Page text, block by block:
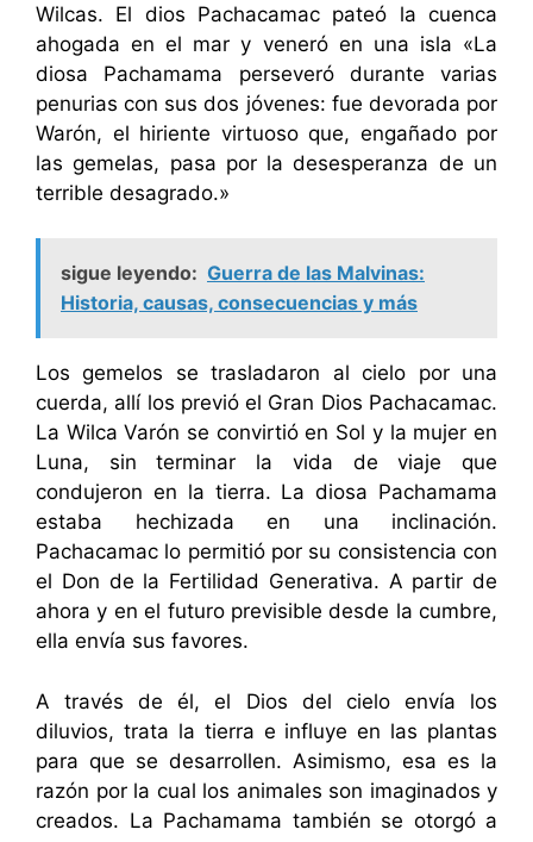
Wilcas. El dios Pachacamac pateó la cuenca
ahogada en el mar y veneró en una isla «La
diosa Pachamama perseveró durante varias
penurias con sus dos jóvenes: fue devorada por
Warón, el hiriente virtuoso que, engañado por
las gemelas, pasa por la desesperanza de un
terrible desagrado.»
sigue leyendo: Guerra de las Malvinas:
Historia, causas, consecuencias y más
Los gemelos se trasladaron al cielo por una
cuerda, allí los previó el Gran Dios Pachacamac.
La Wilca Varón se convirtió en Sol y la mujer en
Luna, sin terminar la vida de viaje que
condujeron en la tierra. La diosa Pachamama
estaba hechizada en una inclinación.
Pachacamac lo permitió por su consistencia con
el Don de la Fertilidad Generativa. A partir de
ahora y en el futuro previsible desde la cumbre,
ella envía sus favores.
A través de él, el Dios del cielo envía los
diluvios, trata la tierra e influye en las plantas
para que se desarrollen. Asimismo, esa es la
razón por la cual los animales son imaginados y
creados. La Pachamama también se otorgó a